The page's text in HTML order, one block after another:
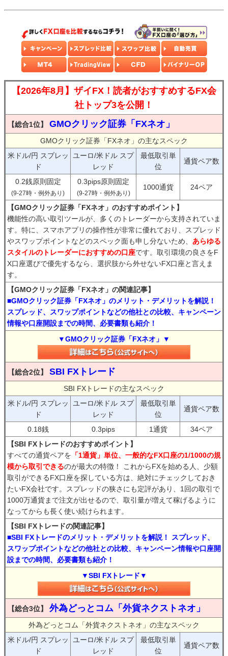
【2026年8月】ザイFX！読者がおすすめするFX会
社トップ3を公開！
【総合1位】 GMOクリック証券「FXネオ」
GMOクリック証券「FXネオ」の主なスペック
米ドル/円 スプレッ
ド
ユーロ/米ドル スプ
レッド
最低取引単
位
通貨ペア数
0.2銭原則固定
(9-27時・例外あり)
0.3pips原則固定
(9-27時・例外あり)
1000通貨 24ペア
【GMOクリック証券「FXネオ」のおすすめポイント】
機能性の高い取引ツールが、多くのトレーダーから支持されていま
す。特に、スマホアプリの操作性が非常に優れており、スプレッド
やスワップポイントなどのスペック面も申し分ないため、 あらゆる
スタイルのトレーダーにおすすめの口座です。取引環境の良さをF
X口座選びで優先するなら、選択肢から外せないFX口座と言えま
す。
【GMOクリック証券「FXネオ」の関連記事】
■GMOクリック証券「FXネオ」のメリット・デメリットを解説！
スプレッド、スワップポイントなどの他社との比較、キャンペーン
情報や口座開設までの時間、必要書類も紹介！
▼GMOクリック証券「FXネオ」▼
【総合2位】 SBI FXトレード
SBI FXトレードの主なスペック
米ドル/円 スプレッ
ド
ユーロ/米ドル スプ
レッド
最低取引単
位
通貨ペア数
0.18銭 0.3pips 1通貨
34ペア
【SBI FXトレードのおすすめポイント】
すべての通貨ペアを 「1通貨」単位、一般的なFX口座の1/1000の規
模から取引できるのが最大の特徴！ これからFXを始める人、少額
取引ができるFX口座を探している方は、絶対にチェックしておき
たいFX会社です。スプレッドの狭さにも定評があり、1回の取引で
1000万通貨まで注文が出せるので、取引量が増えて稼げるように
なってからも長く使い続けられます。
【SBI FXトレードの関連記事】
■SBI FXトレードのメリット・デメリットを解説！ スプレッド、
スワップポイントなどの他社との比較、キャンペーン情報や口座開
設までの時間、必要書類も紹介！
▼SBI FXトレード▼
【総合3位】 外為どっとコム「外貨ネクストネオ」
外為どっとコム「外貨ネクストネオ」の主なスペック
米ドル/円 スプレッ
ド
ユーロ/米ドル スプ
レッド
最低取引単
位
通貨ペア数